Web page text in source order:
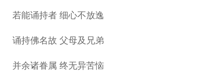
若能诵持者 细心不放逸
诵持佛名故 父母及兄弟
并余诸眷属 终无异苦恼